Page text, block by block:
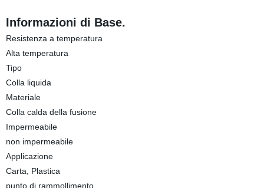
Informazioni di Base.
Resistenza a temperatura
Alta temperatura
Tipo
Colla liquida
Materiale
Colla calda della fusione
Impermeabile
non impermeabile
Applicazione
Carta, Plastica
punto di rammollimento